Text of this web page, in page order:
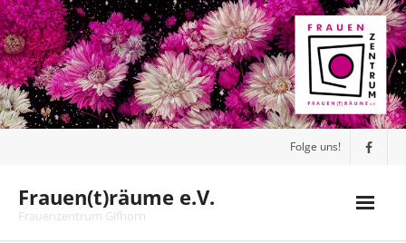
Skip
to
content
Folge uns!
Frauen(t)räume e.V.
Frauenzentrum Gifhorn